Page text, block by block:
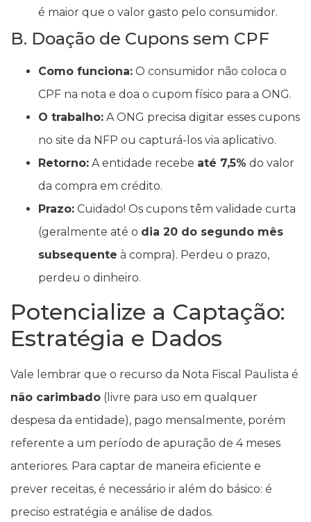
é maior que o valor gasto pelo consumidor.
B. Doação de Cupons sem CPF
Como funciona: O consumidor não coloca o
CPF na nota e doa o cupom físico para a ONG.
O trabalho: A ONG precisa digitar esses cupons
no site da NFP ou capturá-los via aplicativo.
Retorno: A entidade recebe até 7,5% do valor
da compra em crédito.
Prazo: Cuidado! Os cupons têm validade curta
(geralmente até o dia 20 do segundo mês
subsequente à compra). Perdeu o prazo,
perdeu o dinheiro.
Potencialize a Captação:
Estratégia e Dados
Vale lembrar que o recurso da Nota Fiscal Paulista é
não carimbado (livre para uso em qualquer
despesa da entidade), pago mensalmente, porém
referente a um período de apuração de 4 meses
anteriores. Para captar de maneira eficiente e
prever receitas, é necessário ir além do básico: é
preciso estratégia e análise de dados.